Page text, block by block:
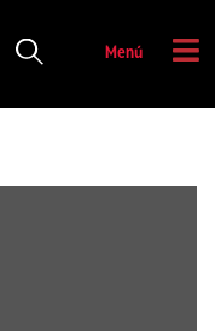
Menú